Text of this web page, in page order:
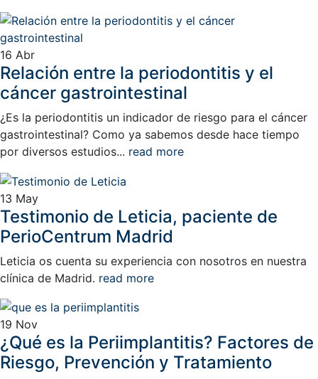
16 Abr
Relación entre la periodontitis y el
cáncer gastrointestinal
¿Es la periodontitis un indicador de riesgo para el cáncer
gastrointestinal? Como ya sabemos desde hace tiempo
por diversos estudios... read more
13 May
Testimonio de Leticia, paciente de
PerioCentrum Madrid
Leticia os cuenta su experiencia con nosotros en nuestra
clínica de Madrid. read more
19 Nov
¿Qué es la Periimplantitis? Factores de
Riesgo, Prevención y Tratamiento